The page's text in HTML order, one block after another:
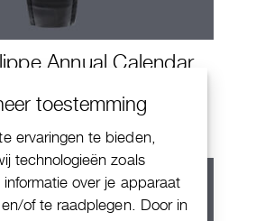
toestemming
ervaringen te bieden,
technologieën zoals
over je apparaat
of te raadplegen. Door in
Annual Calendar